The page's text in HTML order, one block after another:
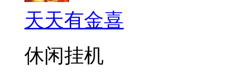
天天有金喜
休闲挂机